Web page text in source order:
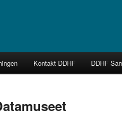
Forening
Kontakt DDHF DDHF